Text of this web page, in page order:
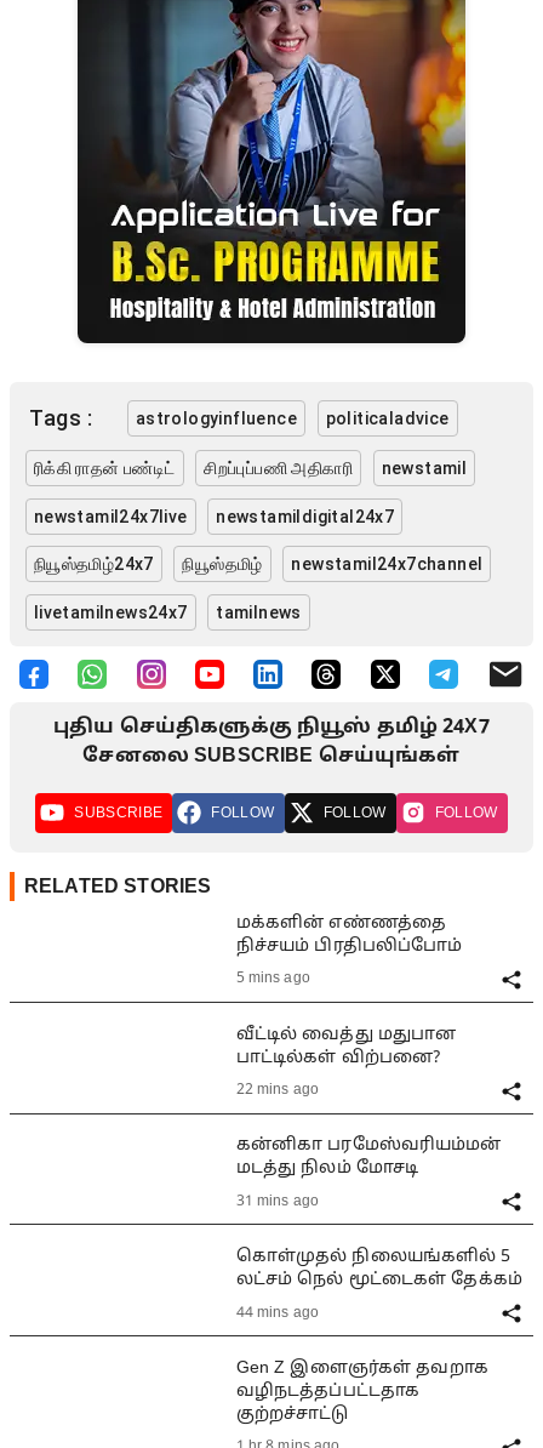
Tags : astrologyinfluence politicaladvice
ரிக்கி ராதன் பண்டிட் சிறப்புப்பணி அதிகாரி newstamil
newstamil24x7live newstamildigital24x7
நியூஸ்தமிழ்24x7 நியூஸ்தமிழ் newstamil24x7channel
livetamilnews24x7 tamilnews
புதிய செய்திகளுக்கு நியூஸ் தமிழ் 24X7
சேனலை SUBSCRIBE செய்யுங்கள்
SUBSCRIBE FOLLOW FOLLOW FOLLOW
RELATED STORIES
மக்களின் எண்ணத்தை
நிச்சயம் பிரதிபலிப்போம்
5 mins ago
வீட்டில் வைத்து மதுபான
பாட்டில்கள் விற்பனை?
22 mins ago
கன்னிகா பரமேஸ்வரியம்மன்
மடத்து நிலம் மோசடி
31 mins ago
கொள்முதல் நிலையங்களில் 5
லட்சம் நெல் மூட்டைகள் தேக்கம்
44 mins ago
Gen Z இளைஞர்கள் தவறாக
வழிநடத்தப்பட்டதாக
குற்றச்சாட்டு